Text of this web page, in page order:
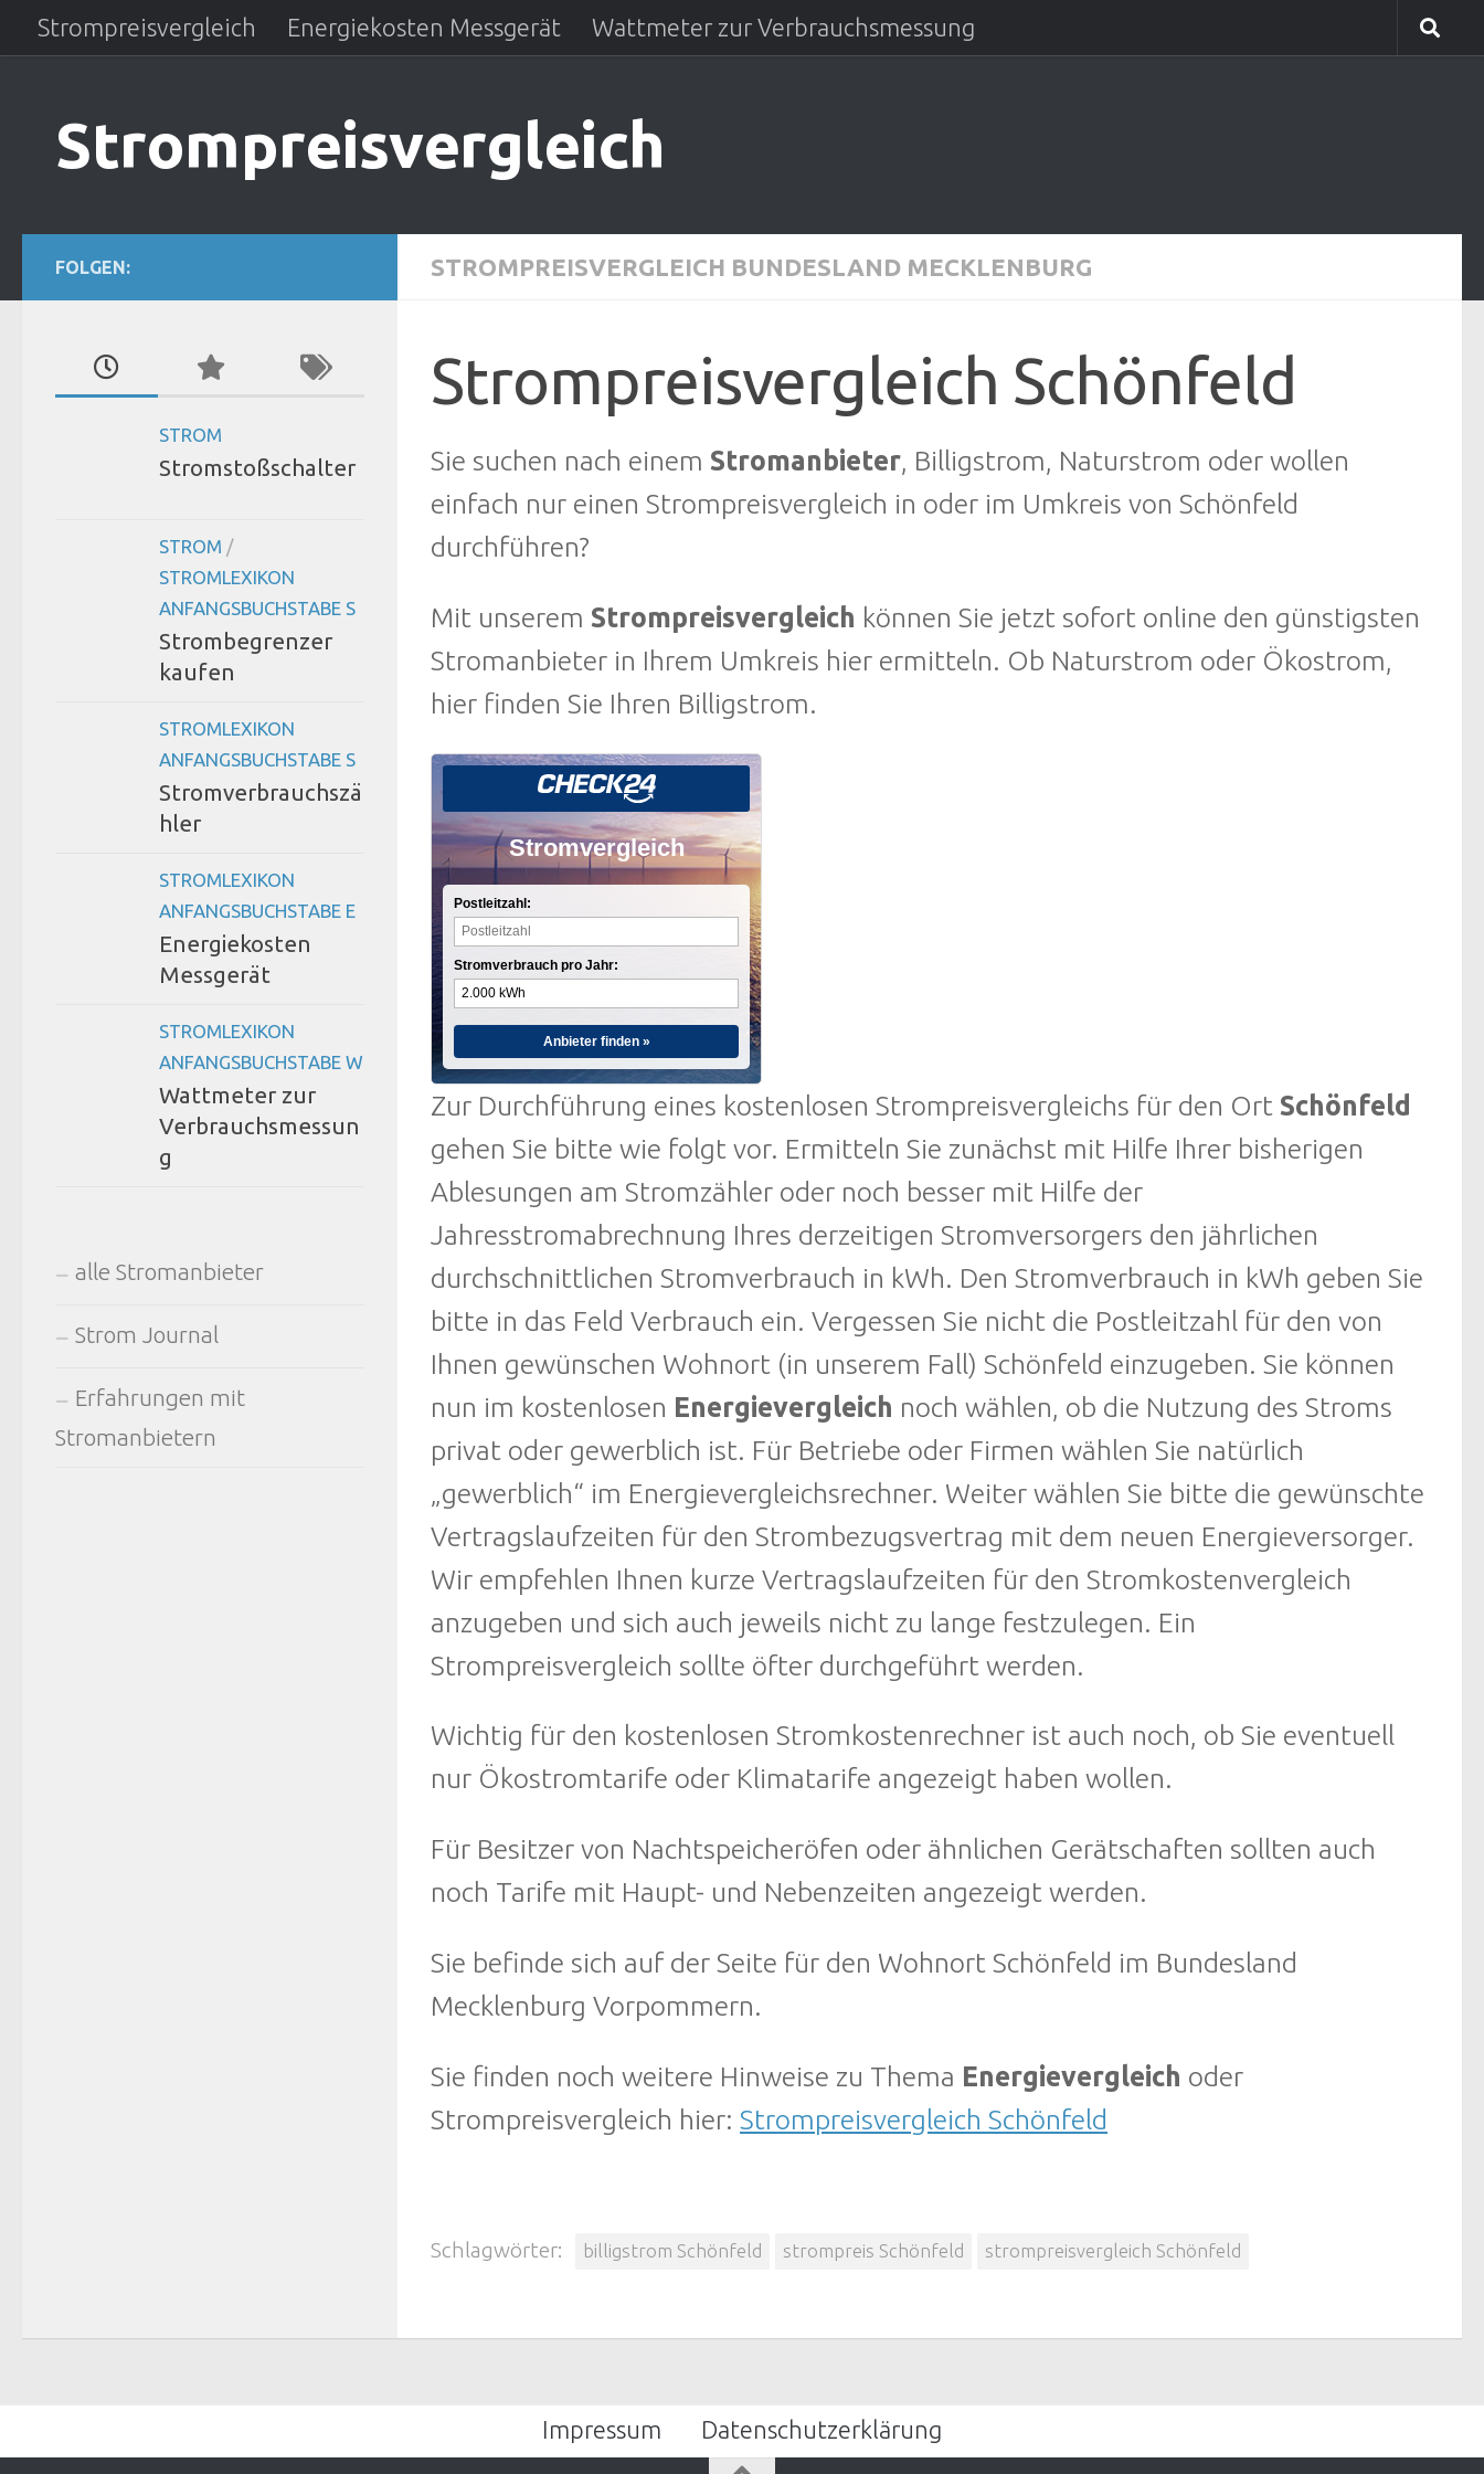
Zum Inhalt springen
Strompreisvergleich Energiekosten Messgerät Wattmeter zur Verbrauchsmessung
Strompreisvergleich
STROMPREISVERGLEICH BUNDESLAND MECKLENBURG
Strompreisvergleich Schönfeld
Sie suchen nach einem Stromanbieter, Billigstrom, Naturstrom oder wollen
einfach nur einen Strompreisvergleich in oder im Umkreis von Schönfeld
durchführen?
Mit unserem Strompreisvergleich können Sie jetzt sofort online den günstigsten
Stromanbieter in Ihrem Umkreis hier ermitteln. Ob Naturstrom oder Ökostrom,
hier finden Sie Ihren Billigstrom.
Stromvergleich
Postleitzahl:
Stromverbrauch pro Jahr:
Anbieter finden »
Zur Durchführung eines kostenlosen Strompreisvergleichs für den Ort Schönfeld
gehen Sie bitte wie folgt vor. Ermitteln Sie zunächst mit Hilfe Ihrer bisherigen
Ablesungen am Stromzähler oder noch besser mit Hilfe der
Jahresstromabrechnung Ihres derzeitigen Stromversorgers den jährlichen
durchschnittlichen Stromverbrauch in kWh. Den Stromverbrauch in kWh geben Sie
bitte in das Feld Verbrauch ein. Vergessen Sie nicht die Postleitzahl für den von
Ihnen gewünschen Wohnort (in unserem Fall) Schönfeld einzugeben. Sie können
nun im kostenlosen Energievergleich noch wählen, ob die Nutzung des Stroms
privat oder gewerblich ist. Für Betriebe oder Firmen wählen Sie natürlich
„gewerblich“ im Energievergleichsrechner. Weiter wählen Sie bitte die gewünschte
Vertragslaufzeiten für den Strombezugsvertrag mit dem neuen Energieversorger.
Wir empfehlen Ihnen kurze Vertragslaufzeiten für den Stromkostenvergleich
anzugeben und sich auch jeweils nicht zu lange festzulegen. Ein
Strompreisvergleich sollte öfter durchgeführt werden.
Wichtig für den kostenlosen Stromkostenrechner ist auch noch, ob Sie eventuell
nur Ökostromtarife oder Klimatarife angezeigt haben wollen.
Für Besitzer von Nachtspeicheröfen oder ähnlichen Gerätschaften sollten auch
noch Tarife mit Haupt- und Nebenzeiten angezeigt werden.
Sie befinde sich auf der Seite für den Wohnort Schönfeld im Bundesland
Mecklenburg Vorpommern.
Sie finden noch weitere Hinweise zu Thema Energievergleich oder
Strompreisvergleich hier: Strompreisvergleich Schönfeld
Schlagwörter: billigstrom Schönfeld strompreis Schönfeld strompreisvergleich Schönfeld
FOLGEN:
STROM
Stromstoßschalter
STROM /
STROMLEXIKON
ANFANGSBUCHSTABE S
Strombegrenzer
kaufen
STROMLEXIKON
ANFANGSBUCHSTABE S
Stromverbrauchszä
hler
STROMLEXIKON
ANFANGSBUCHSTABE E
Energiekosten
Messgerät
STROMLEXIKON
ANFANGSBUCHSTABE W
Wattmeter zur
Verbrauchsmessun
g
alle Stromanbieter
Strom Journal
Erfahrungen mit
Stromanbietern
Impressum Datenschutzerklärung